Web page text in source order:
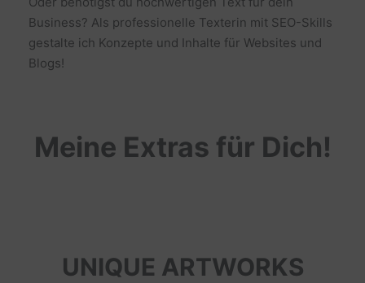
Business? Als professionelle Texterin mit SEO-Skills
gestalte ich Konzepte und Inhalte für Websites und
Blogs!
Meine Extras für Dich!
UNIQUE ARTWORKS